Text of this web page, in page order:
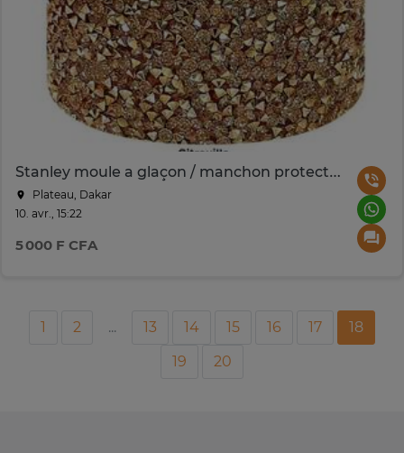
Stanley moule a glaçon / manchon protection / égouttoir
Plateau, Dakar
10. avr., 15:22
5 000 F CFA
1 2 ... 13 14 15 16 17
18
19
20